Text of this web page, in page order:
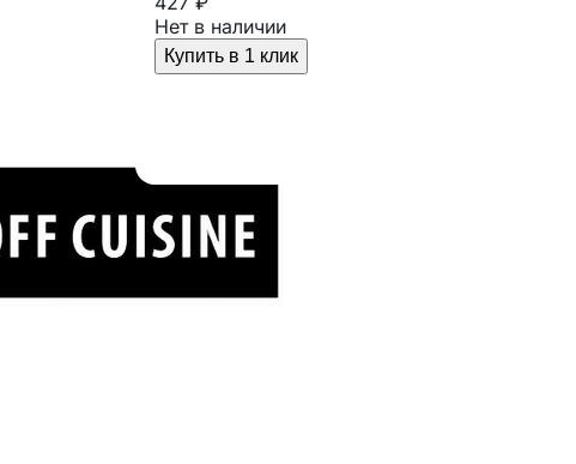
Нет в наличии
Купить в 1 клик